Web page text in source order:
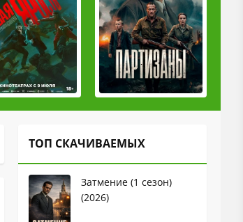
ТОП СКАЧИВАЕМЫХ
Затмение (1 сезон)
(2026)